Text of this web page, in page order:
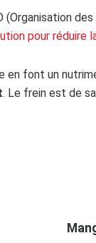
pour réduire
en font un
. Le frein est de